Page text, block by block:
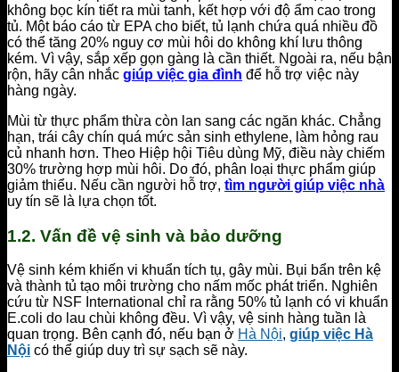
không bọc kín tiết ra mùi tanh, kết hợp với độ ẩm cao trong
tủ. Một báo cáo từ EPA cho biết, tủ lạnh chứa quá nhiều đồ
có thể tăng 20% nguy cơ mùi hôi do không khí lưu thông
kém. Vì vậy, sắp xếp gọn gàng là cần thiết. Ngoài ra, nếu bận
rộn, hãy cân nhắc giúp việc gia đình để hỗ trợ việc này
hàng ngày.
Mùi từ thực phẩm thừa còn lan sang các ngăn khác. Chẳng
hạn, trái cây chín quá mức sản sinh ethylene, làm hỏng rau
củ nhanh hơn. Theo Hiệp hội Tiêu dùng Mỹ, điều này chiếm
30% trường hợp mùi hôi. Do đó, phân loại thực phẩm giúp
giảm thiểu. Nếu cần người hỗ trợ, tìm người giúp việc nhà
uy tín sẽ là lựa chọn tốt.
1.2. Vấn đề vệ sinh và bảo dưỡng
Vệ sinh kém khiến vi khuẩn tích tụ, gây mùi. Bụi bẩn trên kệ
và thành tủ tạo môi trường cho nấm mốc phát triển. Nghiên
cứu từ NSF International chỉ ra rằng 50% tủ lạnh có vi khuẩn
E.coli do lau chùi không đều. Vì vậy, vệ sinh hàng tuần là
quan trọng. Bên cạnh đó, nếu bạn ở Hà Nội, giúp việc Hà
Nội có thể giúp duy trì sự sạch sẽ này.